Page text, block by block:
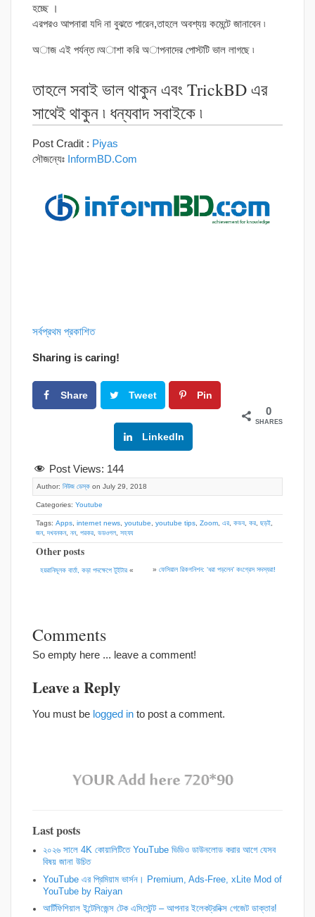
হচ্ছে ।
এরপরও আপনারা যদি না বুঝতে পারেন,তাহলে অবশ্যয় কমেন্টে জানাবেন ৷
অাজ এই পর্যন্ত ৷অাশা করি অাপনাদের পোস্টটি ভাল লাগছে ৷
তাহলে সবাই ভাল থাকুন এবং TrickBD এর
সাথেই থাকুন ৷ ধন্যবাদ সবাইকে ৷
Post Cradit : Piyas
সৌজন্যেঃ InformBD.Com
সর্বপ্রথম প্রকাশিত
Sharing is caring!
Share Tweet Pin
LinkedIn
0
SHARES
Post Views: 144
Author: নিউজ ডেস্ক on July 29, 2018
Categories: Youtube
Tags: Apps internet news youtube youtube tips Zoom এর কভব কর ছড়ই
জন,দখবনকন, নন, পরকর ভডওগল সহযয
Other posts
হয়রানিমূলক বার্তা, কড়া পদক্ষেপে টুইটার « » ফেসিয়াল রিকগনিশন: ‘ধরা পড়লেন’ কংগ্রেস সদস্যরা!
Comments
So empty here ... leave a comment!
Leave a Reply
You must be logged in to post a comment.
Last posts
২০২৬ সালে 4K কোয়ালিটিতে YouTube ভিডিও ডাউনলোড করার আগে যেসব
বিষয় জানা উচিত
YouTube এর প্রিমিয়াম ভার্সন। Premium, Ads-Free, xLite Mod of
YouTube by Raiyan
আর্টিফিশিয়াল ইন্টেলিজেন্স টেক এসিস্টেন্ট – আপনার ইলেকট্রনিক্স গেজেট ডাক্তার!